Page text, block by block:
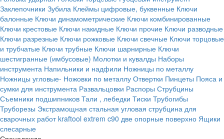
Заклепочники Зубила Клеймы цифровые, буквенные Ключи
балонные Ключи динамометрические Ключи комбинированные
Ключи крестовые Ключи накидные Ключи прочие Ключи разводные
Ключи разрезные Ключи рожковые Ключи свечные Ключи торцовые
и трубчатые Ключи трубные Ключи шарнирные Ключи
шестигранные (имбусовые) Молотки и кувалды Наборы
инструмента Напильники и надфили Ножницы по металлу
Ножницы угловые- Ножовки по металлу Отвертки Пинцеты Пояса и
сумки для инструмента Развальцовки Распоры Струбцины
Съемники подшипников Тали , лебедки Тиски Трубогибы
Труборезы Экстрамощная стальная угловая струбцина для
сварочных работ kraftool extrem c90 две опорные поверхно Ящики
слесарные